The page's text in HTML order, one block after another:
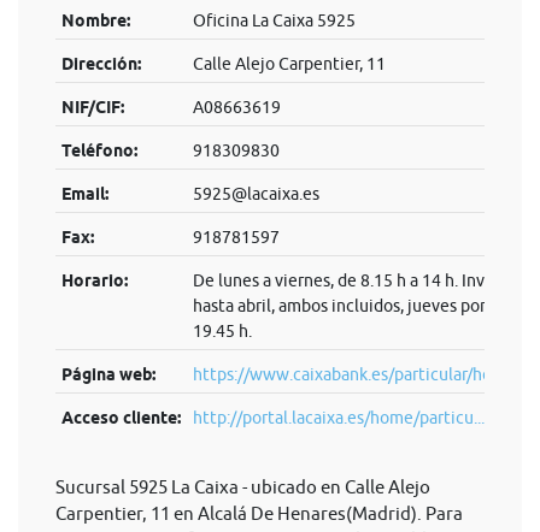
Nombre: Oficina La Caixa 5925
Dirección: Calle Alejo Carpentier, 11
NIF/CIF: A08663619
Teléfono: 918309830
Email: 5925@lacaixa.es
Fax: 918781597
Horario:
De lunes a viernes, de 8.15 h a 14 h. Invierno:
hasta abril, ambos incluidos, jueves por la
19.45 h.
Página web: https://www.caixabank.es/particular/home/
Acceso cliente: http://portal.lacaixa.es/home/particu...
Sucursal 5925 La Caixa - ubicado en Calle Alejo
Carpentier, 11 en Alcalá De Henares(Madrid). Para